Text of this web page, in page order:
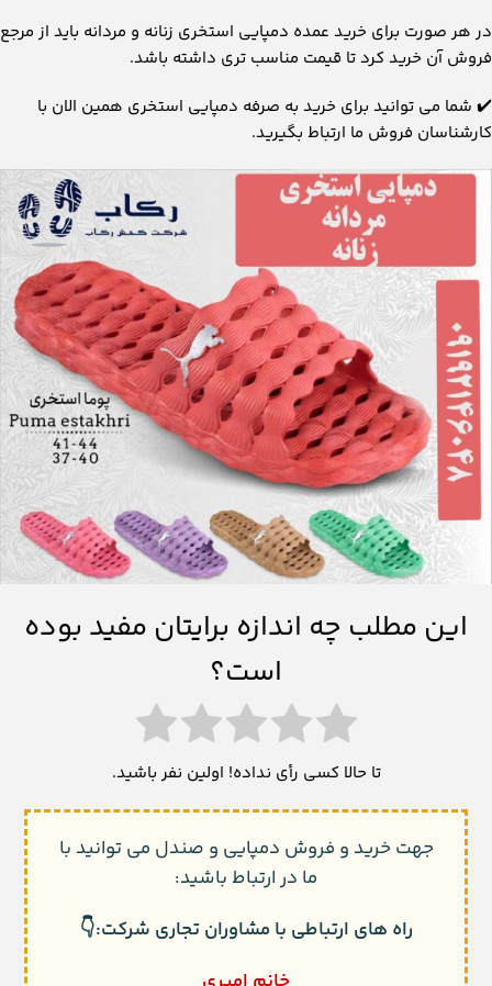
در هر صورت برای خرید عمده دمپایی استخری زنانه و مردانه باید از مرجع
فروش آن خرید کرد تا قیمت مناسب تری داشته باشد.
✔️ شما می توانید برای خرید به صرفه دمپایی استخری همین الان با
کارشناسان فروش ما ارتباط بگیرید.
این مطلب چه اندازه برایتان مفید بوده
است؟
تا حالا کسی رأی نداده! اولین نفر باشید.
جهت خرید و فروش دمپایی و صندل می توانید با
ما در ارتباط باشید:
راه های ارتباطی با مشاوران تجاری شرکت:👇